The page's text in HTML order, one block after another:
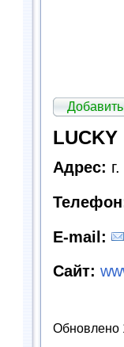
LUCKY
Адрес:
E-mail :
Сайт:
Обновлено